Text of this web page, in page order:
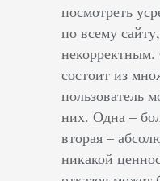
посмотреть
по всему
состоит из
пользователь
них. Одна –
вторая –
никакой